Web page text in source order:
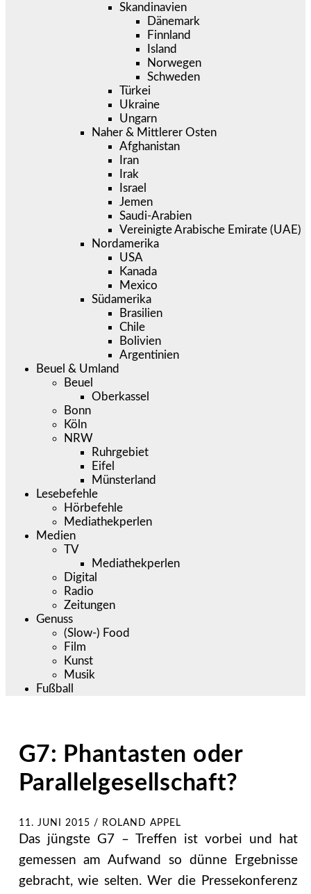
Skandinavien
Dänemark
Finnland
Island
Norwegen
Schweden
Türkei
Ukraine
Ungarn
Naher & Mittlerer Osten
Afghanistan
Iran
Irak
Israel
Jemen
Saudi-Arabien
Vereinigte Arabische Emirate (UAE)
Nordamerika
USA
Kanada
Mexico
Südamerika
Brasilien
Chile
Bolivien
Argentinien
Beuel & Umland
Beuel
Oberkassel
Bonn
Köln
NRW
Ruhrgebiet
Eifel
Münsterland
Lesebefehle
Hörbefehle
Mediathekperlen
Medien
TV
Mediathekperlen
Digital
Radio
Zeitungen
Genuss
(Slow-) Food
Film
Kunst
Musik
Fußball
G7: Phantasten oder
Parallelgesellschaft?
11. JUNI 2015 / ROLAND APPEL
Das jüngste G7 – Treffen ist vorbei und hat
gemessen am Aufwand so dünne Ergebnisse
gebracht, wie selten. Wer die Pressekonferenz